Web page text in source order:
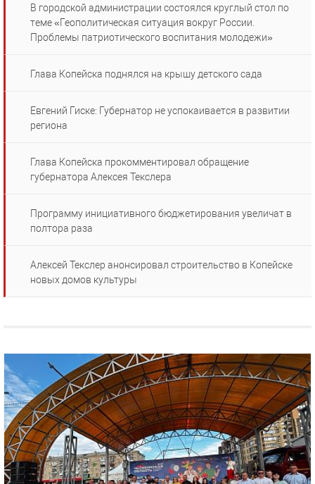
В городской администрации состоялся круглый стол по
теме «Геополитическая ситуация вокруг России.
Проблемы патриотического воспитания молодежи»
Глава Копейска поднялся на крышу детского сада
Евгений Гиске: Губернатор не успокаивается в развитии
региона
Глава Копейска прокомментировал обращение
губернатора Алексея Текслера
Программу инициативного бюджетирования увеличат в
полтора раза
Алексей Текслер анонсировал строительство в Копейске
новых домов культуры